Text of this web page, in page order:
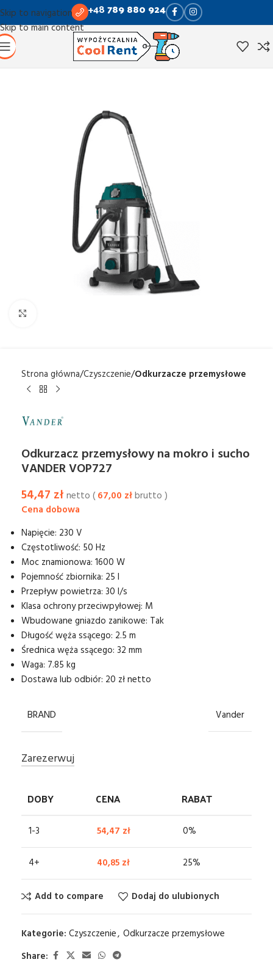
Skip to navigation
Skip to main content
+48789 880 924
Strona główna Czyszczenie Odkurzacze przemysłowe
Odkurzacz przemysłowy na mokro i sucho
VANDER VOP727
54,47 zł netto (67,00 złbrutto )
Napięcie: 230 V
Częstotliwość: 50 Hz
Moc znamionowa: 1600 W
Pojemność zbiornika: 25 l
Przepływ powietrza: 30 l/s
Klasa ochrony przeciwpyłowej: M
Wbudowane gniazdo zanikowe: Tak
Długość węża ssącego: 2.5 m
Średnica węża ssącego: 32 mm
Waga: 7.85 kg
Dostawa lub odbiór: 20 zł netto
BRAND Vander
Zarezerwuj
DOBY CENA RABAT
1-3 54,47 zł 0%
4+ 40,85 zł 25%
Add to compare Dodaj do ulubionych
Kategorie: Czyszczenie, Odkurzacze przemysłowe
Share: